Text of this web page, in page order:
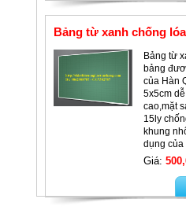
Bảng từ xanh chống lóa
Bảng từ
bảng
của Hàn
5x5cm
cao,mặt
15ly
khung
dụng
Giá: